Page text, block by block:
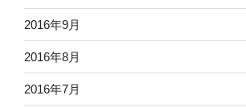
2016年9月
2016年8月
2016年7月